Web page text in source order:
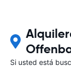
Si usted está